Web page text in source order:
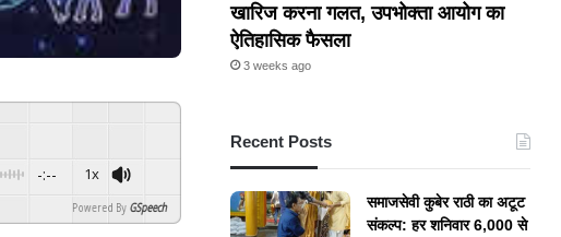
-:-- 1x
Powered By GSpeech
खारिज करना गलत, उपभोक्ता आयोग का
ऐतिहासिक फैसला
3 weeks ago
Recent Posts
समाजसेवी कुबेर राठी का अटूट
संकल्प: हर शनिवार 6,000 से